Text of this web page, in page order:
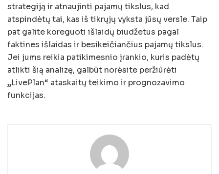
strategiją ir atnaujinti pajamų tikslus, kad
atspindėtų tai, kas iš tikrųjų vyksta jūsų versle. Taip
pat galite koreguoti išlaidų biudžetus pagal
faktines išlaidas ir besikeičiančius pajamų tikslus.
Jei jums reikia patikimesnio įrankio, kuris padėtų
atlikti šią analizę, galbūt norėsite peržiūrėti
„LivePlan“ ataskaitų teikimo ir prognozavimo
funkcijas.